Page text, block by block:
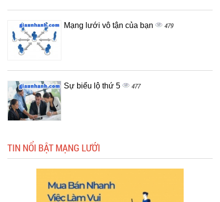
Mạng lưới vô tận của bạn 479
Sự biểu lộ thứ 5 477
TIN NỔI BẬT MẠNG LƯỚI